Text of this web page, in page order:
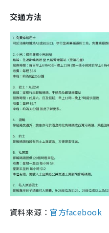
交通方法
資料來源： 官方facebook